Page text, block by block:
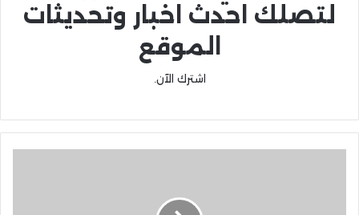
لتصلك احدث اخبار وتحديثات
الموقع
اشترك الآن.